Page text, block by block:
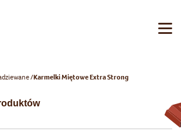
Karmelki Miętowe Extra Strong